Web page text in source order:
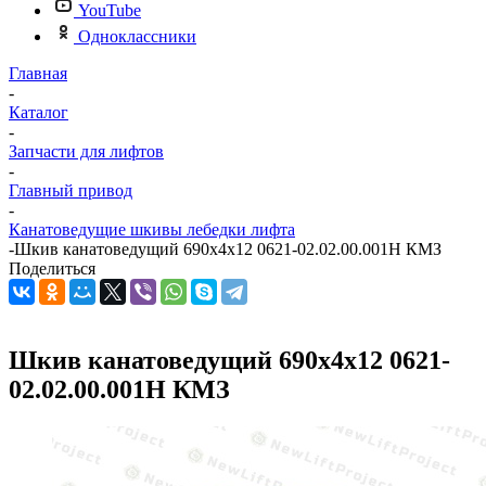
YouTube
Одноклассники
Главная
-
Каталог
-
Запчасти для лифтов
-
Главный привод
-
Канатоведущие шкивы лебедки лифта
-Шкив канатоведущий 690х4х12 0621-02.02.00.001Н КМЗ
Поделиться
Шкив канатоведущий 690х4х12 0621-
02.02.00.001Н КМЗ